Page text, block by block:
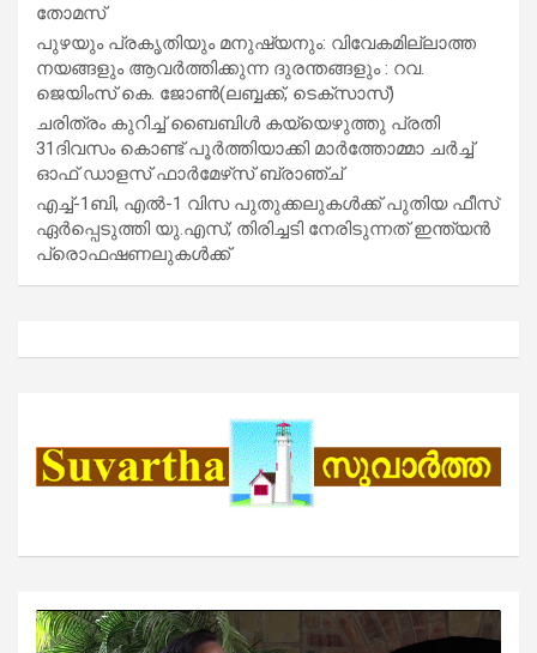
തോമസ്
പുഴയും പ്രകൃതിയും മനുഷ്യനും: വിവേകമില്ലാത്ത
നയങ്ങളും ആവർത്തിക്കുന്ന ദുരന്തങ്ങളും : റവ.
ജെയിംസ് കെ. ജോൺ(ലബ്ബക്ക്, ടെക്സാസ്)
ചരിത്രം കുറിച്ച് ബൈബിൾ കയ്യെഴുത്തു പ്രതി
31ദിവസം കൊണ്ട് പൂർത്തിയാക്കി മാർത്തോമ്മാ ചർച്ച്
ഓഫ് ഡാളസ് ഫാർമേഴ്‌സ് ബ്രാഞ്ച്
എച്ച്-1ബി, എൽ-1 വിസ പുതുക്കലുകൾക്ക് പുതിയ ഫീസ്
ഏർപ്പെടുത്തി യു.എസ്; തിരിച്ചടി നേരിടുന്നത് ഇന്ത്യൻ
പ്രൊഫഷണലുകൾക്ക്